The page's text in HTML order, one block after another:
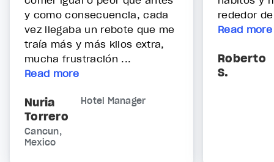
y como consecuencia, cada
vez llegaba un rebote que me
traía más y más kilos extra,
mucha frustración ...
Read more
Nuria
Torrero
Hotel Manager
Cancun,
Mexico
rededor
Read more
Roberto
S.